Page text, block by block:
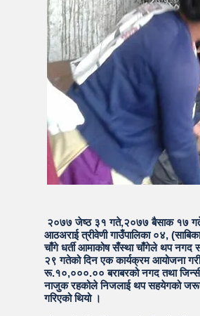
२०७७ जेष्ठ ३१ गते,२०७७ बैसाक १७
आठअराई त्रीवेणी गाउँपालिका ०४, (साबिका
चाँगे धर्ती आमाकोष सँस्था चाँगेले थप
२९ गतेको दिन एक कार्यक्रम आयोजना
रू.१०,०००.०० बराबरको नगद तथा
नाजुक रहकोले निजलाई थप सहयेगको
गरिएको थियो ।